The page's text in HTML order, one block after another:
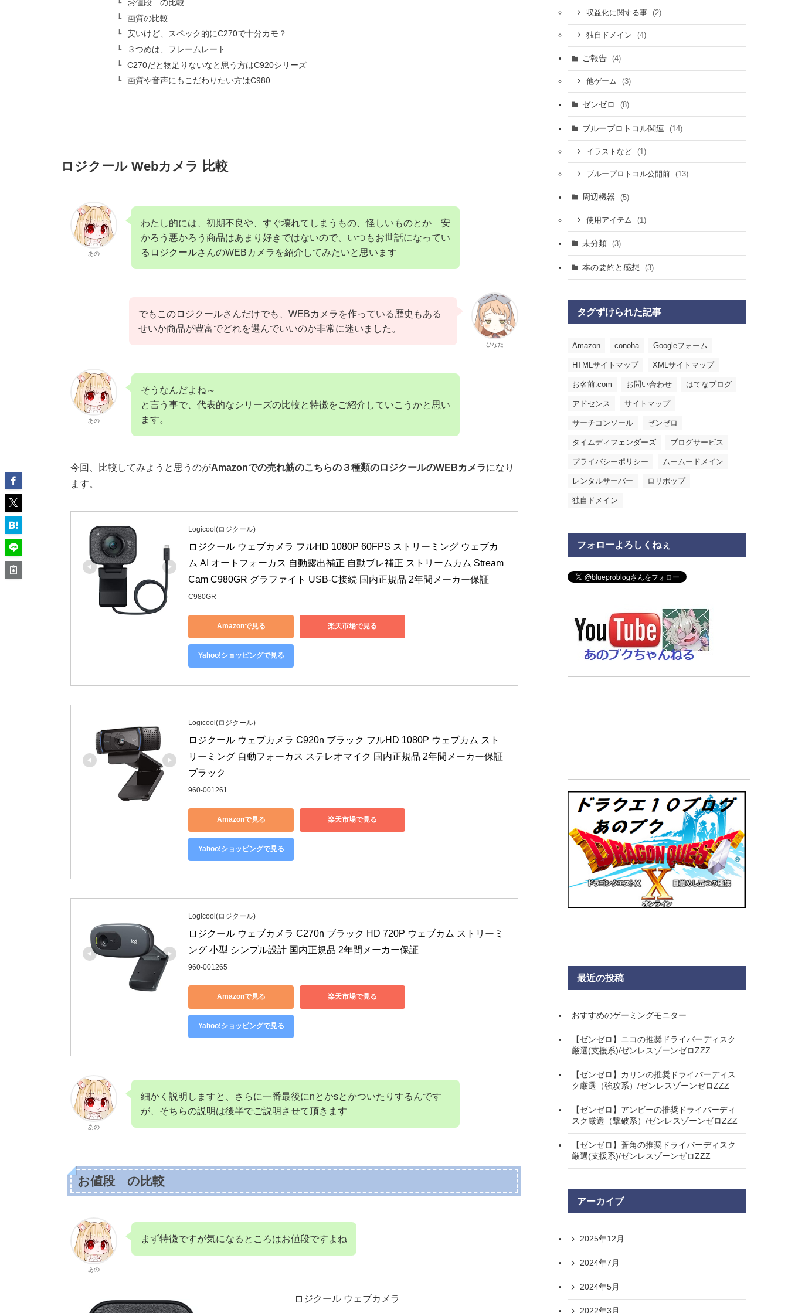
お値段 の比較
画質の比較
安いけど、スペック的にC270で十分カモ？
３つめは、フレームレート
C270だと物足りないなと思う方はC920シリーズ
画質や音声にもこだわりたい方はC980
ロジクール Webカメラ 比較
あの
わたし的には、初期不良や、すぐ壊れてしまうもの、怪しいものとか 安
かろう悪かろう商品はあまり好きではないので、いつもお世話になってい
るロジクールさんのWEBカメラを紹介してみたいと思います
ひなた
でもこのロジクールさんだけでも、WEBカメラを作っている歴史もある
せいか商品が豊富でどれを選んでいいのか非常に迷いました。
あの
そうなんだよね～
と言う事で、代表的なシリーズの比較と特徴をご紹介していこうかと思い
ます。
今回、比較してみようと思うのがAmazonでの売れ筋のこちらの３種類のロジクールのWEBカメラになり
ます。
Logicool(ロジクール)
ロジクール ウェブカメラ フルHD 1080P 60FPS ストリーミング ウェブカ
ム AI オートフォーカス 自動露出補正 自動ブレ補正 ストリームカム Stream
Cam C980GR グラファイト USB-C接続 国内正規品 2年間メーカー保証
C980GR
Amazonで見る 楽天市場で見る
Yahoo!ショッピングで見る
Logicool(ロジクール)
ロジクール ウェブカメラ C920n ブラック フルHD 1080P ウェブカム スト
リーミング 自動フォーカス ステレオマイク 国内正規品 2年間メーカー保証
ブラック
960-001261
Amazonで見る 楽天市場で見る
Yahoo!ショッピングで見る
Logicool(ロジクール)
ロジクール ウェブカメラ C270n ブラック HD 720P ウェブカム ストリーミ
ング 小型 シンプル設計 国内正規品 2年間メーカー保証
960-001265
Amazonで見る 楽天市場で見る
Yahoo!ショッピングで見る
あの
細かく説明しますと、さらに一番最後にnとかsとかついたりするんです
が、そちらの説明は後半でご説明させて頂きます
お値段 の比較
あの
まず特徴ですが気になるところはお値段ですよね
ロジクール ウェブカメラ
収益化に関する事 (2)
独自ドメイン (4)
ご報告 (4)
他ゲーム (3)
ゼンゼロ (8)
ブループロトコル関連 (14)
イラストなど (1)
ブループロトコル公開前 (13)
周辺機器 (5)
使用アイテム (1)
未分類 (3)
本の要約と感想 (3)
タグずけられた記事
Amazon conoha Googleフォーム
HTMLサイトマップ XMLサイトマップ
お名前.com お問い合わせ はてなブログ
アドセンス サイトマップ
サーチコンソール ゼンゼロ
タイムディフェンダーズ ブログサービス
プライバシーポリシー ムームードメイン
レンタルサーバー ロリポップ
独自ドメイン
フォローよろしくねぇ
最近の投稿
おすすめのゲーミングモニター
【ゼンゼロ】ニコの推奨ドライバーディスク
厳選(支援系)/ゼンレスゾーンゼロZZZ
【ゼンゼロ】カリンの推奨ドライバーディス
ク厳選（強攻系）/ゼンレスゾーンゼロZZZ
【ゼンゼロ】アンビーの推奨ドライバーディ
スク厳選（撃破系）/ゼンレスゾーンゼロZZZ
【ゼンゼロ】蒼角の推奨ドライバーディスク
厳選(支援系)/ゼンレスゾーンゼロZZZ
アーカイブ
2025年12月
2024年7月
2024年5月
2022年3月